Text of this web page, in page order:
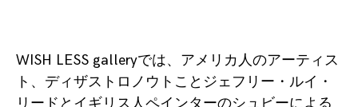
WISH LESS galleryでは、アメリカ人のアーティス
ト、ディザストロノウトことジェフリー・ルイ・
リードとイギリス人ペインターのシュビーによる